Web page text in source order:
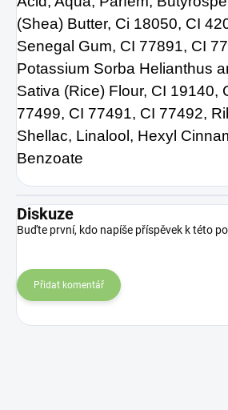
(Shea) Butter, Ci 18050, CI
Senegal Gum, CI 77891, CI
Potassium Sorba Helianthus
Sativa (Rice) Flour, CI 19140,
77499, CI 77491, CI 77492,
Shellac, Linalool, Hexyl
Benzoate
Diskuze
Buďte první, kdo napíše příspěvek k této
Přidat komentář